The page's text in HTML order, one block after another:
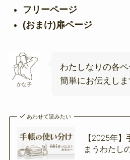
フリーページ
(おまけ)扉ページ
かな子
わたしなりの各
簡単にお伝えしま
あわせて読みたい
【2025年
まうわたし